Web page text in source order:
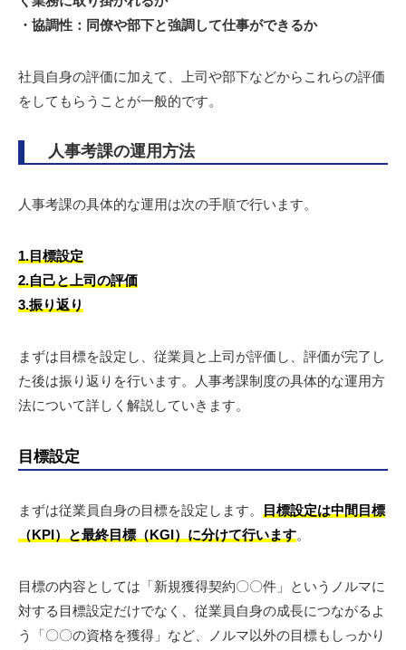
・協調性：同僚や部下と強調して仕事ができるか
社員自身の評価に加えて、上司や部下などからこれらの評価
をしてもらうことが一般的です。
人事考課の運用方法
人事考課の具体的な運用は次の手順で行います。
1.目標設定
2.自己と上司の評価
3.振り返り
まずは目標を設定し、従業員と上司が評価し、評価が完了し
た後は振り返りを行います。人事考課制度の具体的な運用方
法について詳しく解説していきます。
目標設定
まずは従業員自身の目標を設定します。
目標設定は中間目標
（KPI）と最終目標（KGI）に分けて行います。
目標の内容としては「新規獲得契約〇〇件」というノルマに
対する目標設定だけでなく、従業員自身の成長につながるよ
う「〇〇の資格を獲得」など、ノルマ以外の目標もしっかり